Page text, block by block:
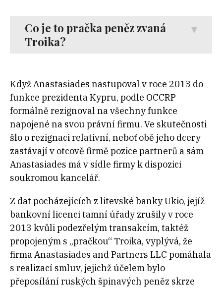
Co je to pračka peněz zvaná
Troika?
Když Anastasiades nastupoval v roce 2013 do
funkce prezidenta Kypru, podle OCCRP
formálně rezignoval na všechny funkce
napojené na svou právní firmu. Ve skutečnosti
šlo o rezignaci relativní, neboť obě jeho dcery
zastávají v otcově firmě pozice partnerů a sám
Anastasiades má v sídle firmy k dispozici
soukromou kancelář.
Z dat pocházejících z litevské banky Ukio, jejíž
bankovní licenci tamní úřady zrušily v roce
2013 kvůli podezřelým transakcím, taktéž
propojeným s „pračkou“ Troika, vyplývá, že
firma Anastasiades and Partners LLC pomáhala
s realizací smluv, jejichž účelem bylo
přeposílání ruských špinavých peněz skrze